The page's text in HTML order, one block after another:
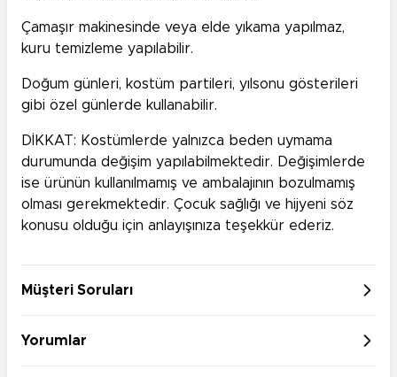
Çamaşır makinesinde veya elde yıkama yapılmaz,
kuru temizleme yapılabilir.
Doğum günleri, kostüm partileri, yılsonu gösterileri
gibi özel günlerde kullanabilir.
DİKKAT: Kostümlerde yalnızca beden uymama
durumunda değişim yapılabilmektedir. Değişimlerde
ise ürünün kullanılmamış ve ambalajının bozulmamış
olması gerekmektedir. Çocuk sağlığı ve hijyeni söz
konusu olduğu için anlayışınıza teşekkür ederiz.
Müşteri Soruları
Yorumlar